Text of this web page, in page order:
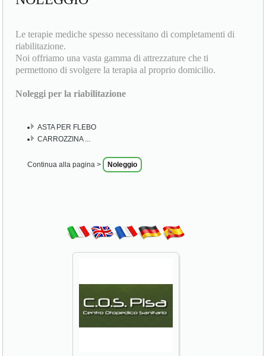
Le terapie mediche spesso necessitano di completamenti di
riabilitazione.
Noi offriamo una vasta gamma di attrezzature che ti
permettono di svolgere la terapia al proprio domicilio.
Noleggi per la riabilitazione
ASTA PER FLEBO
CARROZZINA ...
Continua alla pagina > Noleggio